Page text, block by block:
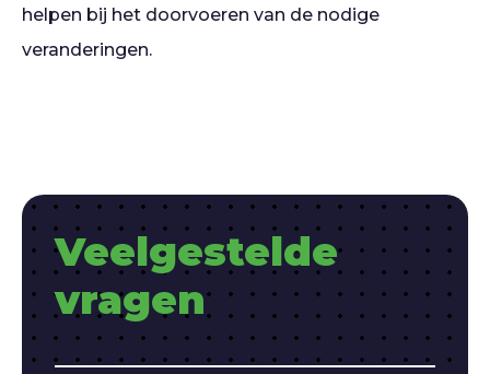
helpen bij het doorvoeren van de nodige
veranderingen.
Veelgestelde
vragen